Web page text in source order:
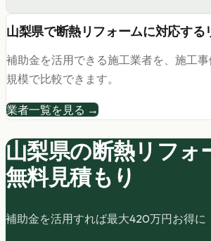
山梨県で断熱リフォームに対応する
補助金を活用できる施工業者を、施工
規模で比較できます。
業者一覧を見る →
山梨県の断熱リフォ
無料見積もり
補助金を活用すれば最大420万円お得に